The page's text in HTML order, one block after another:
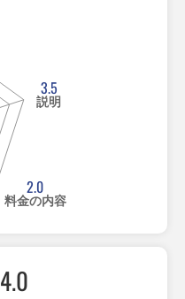
3.5
説明
2.0
料金の内容
4.0